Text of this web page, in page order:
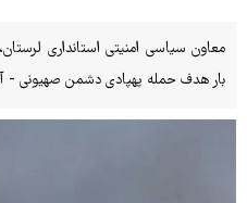
معاون سیاسی امنیتی استانداری
بار هدف حمله پهپادی دشمن صهیونی -